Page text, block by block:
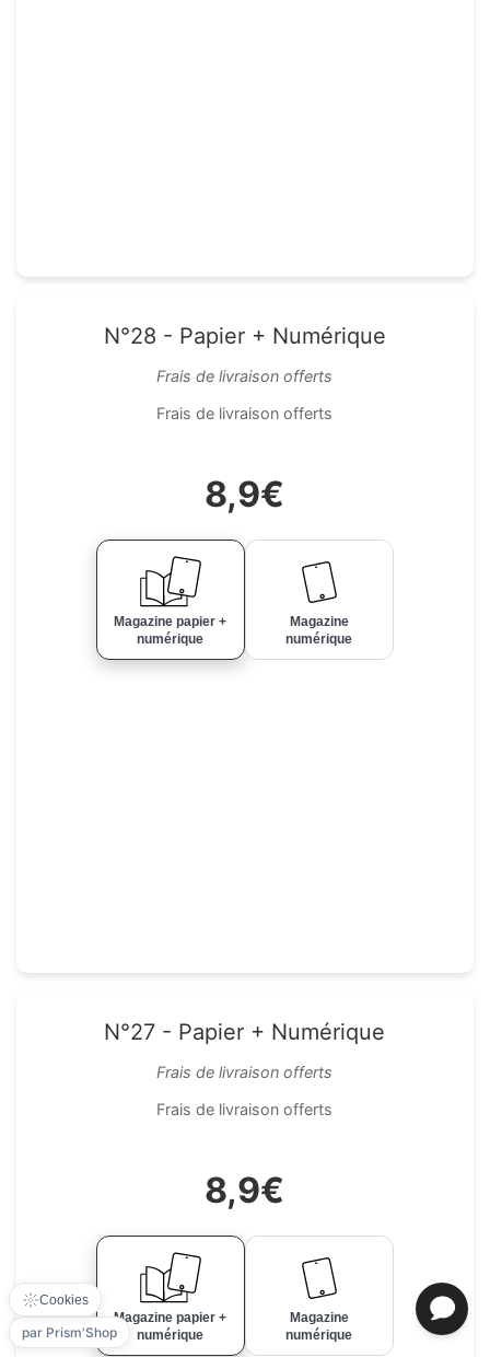
N°28 - Papier + Numérique
Frais de livraison offerts
Frais de livraison offerts
8,9€
Magazine papier +
numérique
Magazine
numérique
N°27 - Papier + Numérique
Frais de livraison offerts
Frais de livraison offerts
8,9€
Magazine papier +
numérique
Magazine
numérique
Cookies
par Prism'Shop